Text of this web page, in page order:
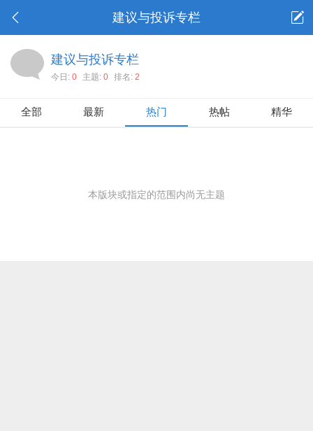
建议与投诉专栏
建议与投诉专栏
今日: 0 主题: 0 排名: 2
全部 最新 热门 热帖 精华
本版块或指定的范围内尚无主题